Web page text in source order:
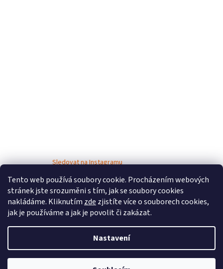
Tento web používá soubory cookie. Procházením webových
stránek jste srozuměni s tím, jak se soubory cookies
nakládáme. Kliknutím zde zjistíte více o souborech cookies,
jak je používáme a jak je povolit či zakázat.
Nastavení
Sledovat na Instagramu
Vytvořil Shoptet